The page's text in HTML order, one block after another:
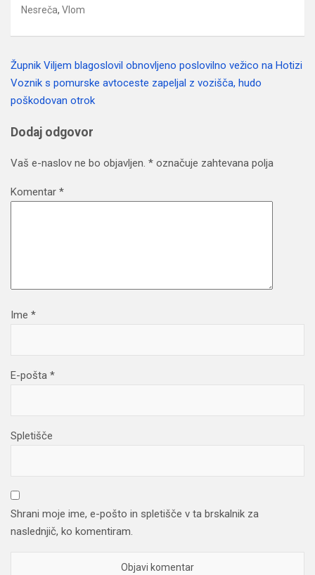
Nesreča, Vlom
Navigacija
prispevka
Župnik Viljem blagoslovil obnovljeno poslovilno vežico na Hotizi
Voznik s pomurske avtoceste zapeljal z vozišča, hudo
poškodovan otrok
Dodaj odgovor
Vaš e-naslov ne bo objavljen. * označuje zahtevana polja
Komentar *
Ime *
E-pošta *
Spletišče
Shrani moje ime, e-pošto in spletišče v ta brskalnik za
naslednjič, ko komentiram.